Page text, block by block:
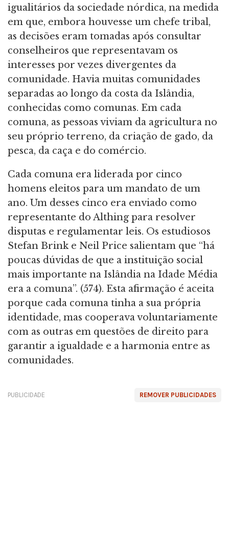
igualitários da sociedade nórdica, na medida
em que, embora houvesse um chefe tribal,
as decisões eram tomadas após consultar
conselheiros que representavam os
interesses por vezes divergentes da
comunidade. Havia muitas comunidades
separadas ao longo da costa da Islândia,
conhecidas como comunas. Em cada
comuna, as pessoas viviam da agricultura no
seu próprio terreno, da criação de gado, da
pesca, da caça e do comércio.
Cada comuna era liderada por cinco
homens eleitos para um mandato de um
ano. Um desses cinco era enviado como
representante do Althing para resolver
disputas e regulamentar leis. Os estudiosos
Stefan Brink e Neil Price salientam que “há
poucas dúvidas de que a instituição social
mais importante na Islândia na Idade Média
era a comuna”. (574). Esta afirmação é aceita
porque cada comuna tinha a sua própria
identidade, mas cooperava voluntariamente
com as outras em questões de direito para
garantir a igualdade e a harmonia entre as
comunidades.
REMOVER PUBLICIDADES
PUBLICIDADE